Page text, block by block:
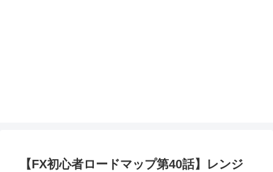
【FX初心者ロードマップ第40話】レンジ